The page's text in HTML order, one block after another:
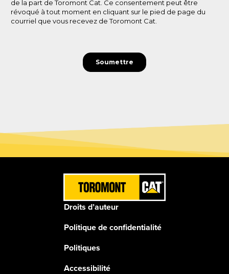
Droits d’auteur
Politique de confidentialité
Politiques
Accessibilité